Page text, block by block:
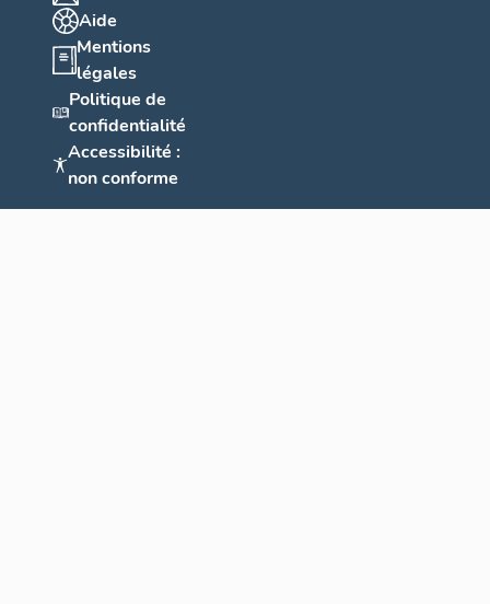
Aide
Mentions
légales
Politique de
confidentialité
Accessibilité :
non conforme